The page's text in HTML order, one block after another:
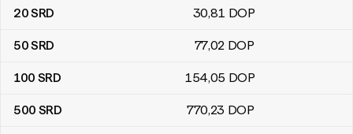
20SRD 30,81 DOP
50SRD 77,02 DOP
100 SRD 154,05 DOP
500 SRD 770,23 DOP